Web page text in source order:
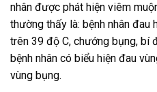
nhân được phát hiện viêm
thường thấy là: bệnh nhân đau
trên 39 độ C, chướng bụng, bí
bệnh nhân có biểu hiện đau
vùng bụng.